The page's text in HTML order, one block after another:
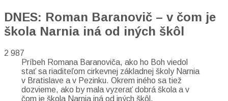
DNES: Roman Baranovič – v čom je
škola Narnia iná od iných škôl
2 987
Príbeh Romana Baranoviča, ako ho Boh viedol
stať sa riaditeľom cirkevnej základnej školy Narnia
v Bratislave a v Pezinku. Okrem iného sa tiež
dozvieme, ako by mala vyzerať dobrá škola a v
čom je škola Narnia iná od iných škôl.